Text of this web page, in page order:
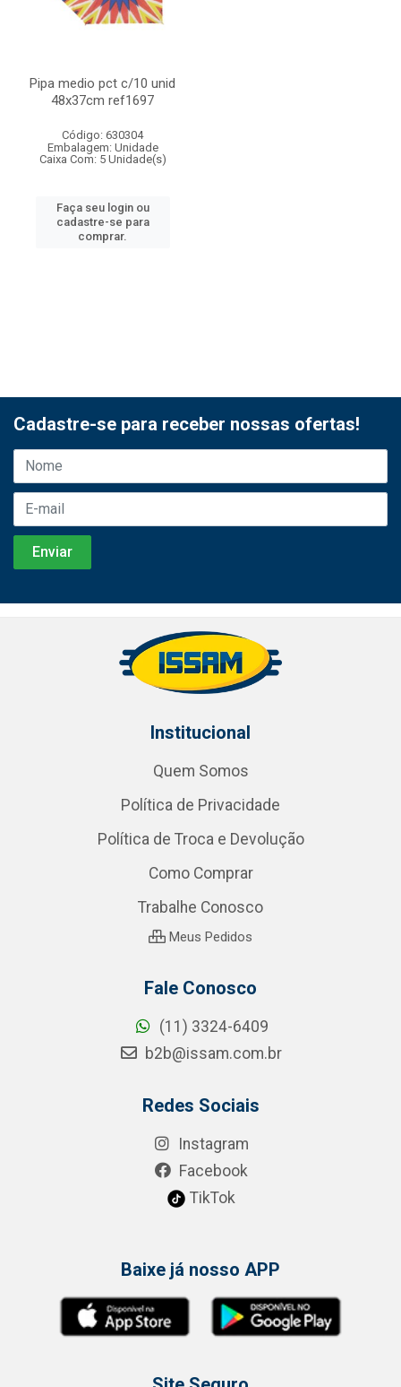
Pipa medio pct c/10 unid
48x37cm ref1697
Código: 630304
Embalagem: Unidade
Caixa Com: 5 Unidade(s)
Faça seu login ou
cadastre-se para
comprar.
Cadastre-se para receber nossas ofertas!
Institucional
Quem Somos
Política de Privacidade
Política de Troca e Devolução
Como Comprar
Trabalhe Conosco
Meus Pedidos
Fale Conosco
(11) 3324-6409
b2b@issam.com.br
Redes Sociais
Instagram
Facebook
TikTok
Baixe já nosso APP